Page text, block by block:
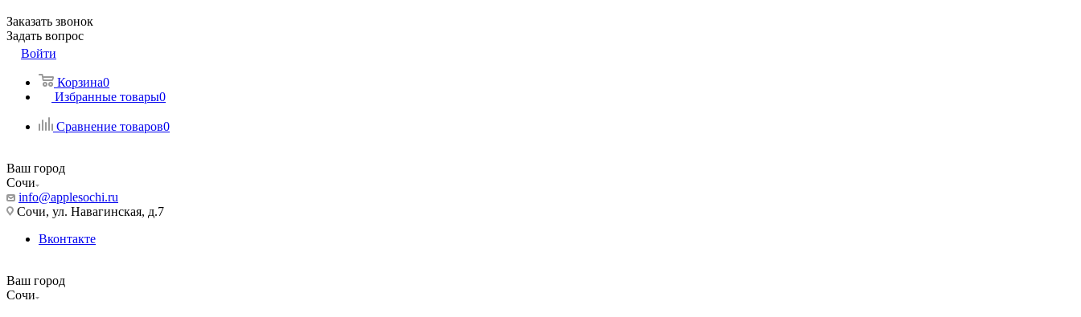
Заказать звонок
Задать вопрос
Войти
Корзина0
Избранные товары0
Сравнение товаров0
Ваш город
Сочи
info@applesochi.ru
Сочи, ул. Навагинская, д.7
Вконтакте
Ваш город
Сочи